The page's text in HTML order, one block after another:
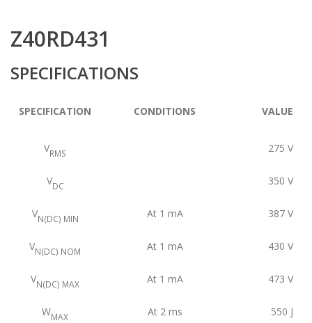
Z40RD431
SPECIFICATIONS
SPECIFICATION CONDITIONS VALUE
VRMS 275 V
VDC 350 V
VN(DC) MIN At 1 mA 387 V
VN(DC) NOM At 1 mA 430 V
VN(DC) MAX At 1 mA 473 V
WMAX At 2 ms 550 J